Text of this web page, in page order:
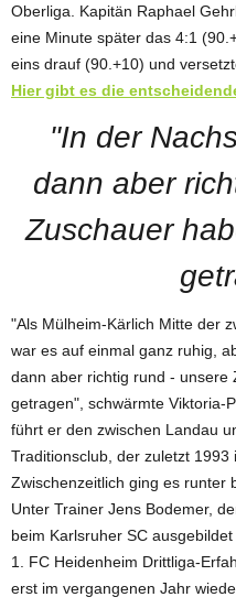
Oberliga. Kapitän Raphael
eine Minute später das 4:1
eins drauf (90.+10) und
Hier gibt es die
"In der
dann aber
Zuschauer
"Als Mülheim-Kärlich Mitte der
war es auf einmal ganz ruhig,
dann aber richtig rund - unsere
getragen", schwärmte Viktoria-
führt er den zwischen Landau
Traditionsclub, der zuletzt 1993
Zwischenzeitlich ging es runter
Unter Trainer Jens Bodemer,
beim Karlsruher SC
1. FC Heidenheim Drittliga-
erst im vergangenen Jahr